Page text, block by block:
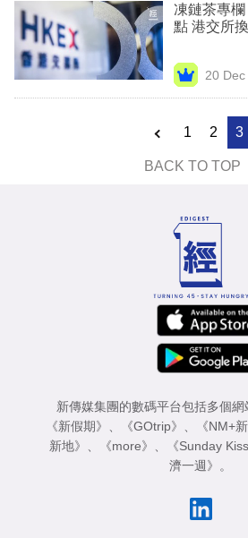
商
業
科
技
閱
凍鏈茶專
點 港交所
20
1 2 3
BACK TO TOP
新傳媒集團的數碼平台包括多個
《新假期》 、 《GOtrip》 、 《NM+
新地》 、 《more》 、 《Sunday
濟一週》 。